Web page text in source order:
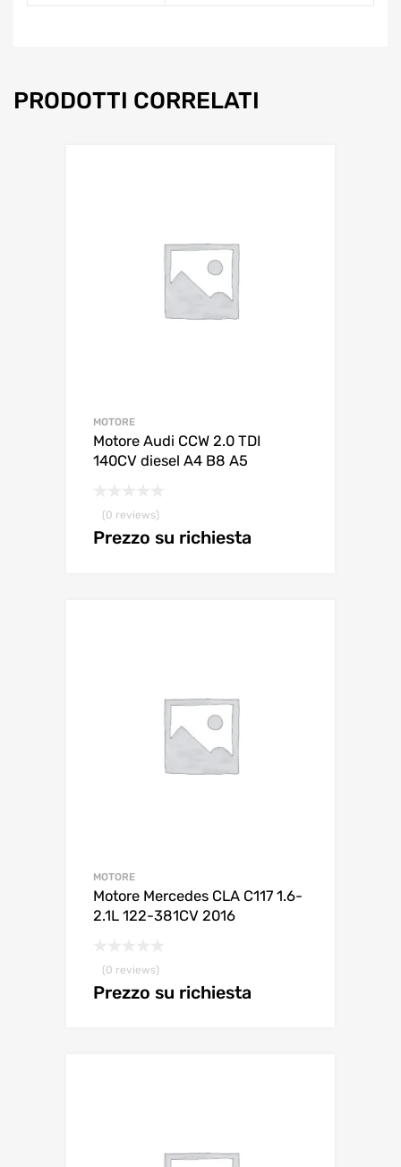
PRODOTTI CORRELATI
MOTORE
Motore Audi CCW 2.0 TDI
140CV diesel A4 B8 A5
(0 reviews)
Prezzo su richiesta
MOTORE
Motore Mercedes CLA C117 1.6-
2.1L 122-381CV 2016
(0 reviews)
Prezzo su richiesta